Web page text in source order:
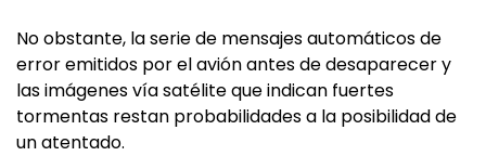
No obstante, la serie de mensajes automáticos de
error emitidos por el avión antes de desaparecer y
las imágenes vía satélite que indican fuertes
tormentas restan probabilidades a la posibilidad de
un atentado.